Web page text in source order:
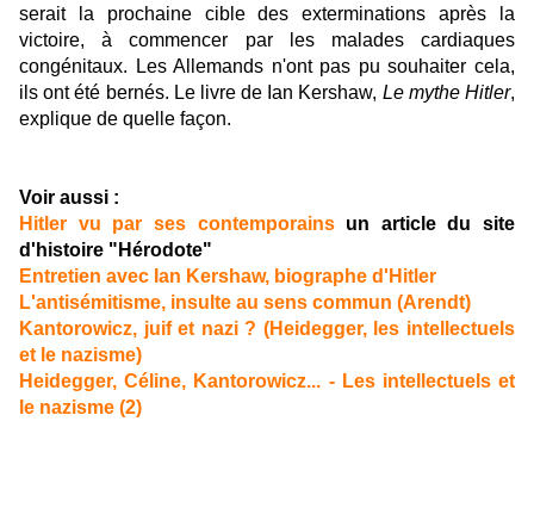
serait la prochaine cible des exterminations après la
victoire, à commencer par les malades cardiaques
congénitaux. Les Allemands n'ont pas pu souhaiter cela,
ils ont été bernés. Le livre de Ian Kershaw, Le mythe Hitler,
explique de quelle façon.
Voir aussi :
Hitler vu par ses contemporains
un article du site
d'histoire "Hérodote"
Entretien avec Ian Kershaw, biographe d'Hitler
L'antisémitisme, insulte au sens commun (Arendt)
Kantorowicz, juif et nazi ? (Heidegger, les intellectuels
et le nazisme)
Heidegger, Céline, Kantorowicz... - Les intellectuels et
le nazisme (2)